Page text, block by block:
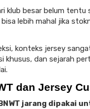
klub besar belum tentu
lebih mahal jika
konteks jersey
khusus, dan sejarah
dan Jersey
jarang dipakai